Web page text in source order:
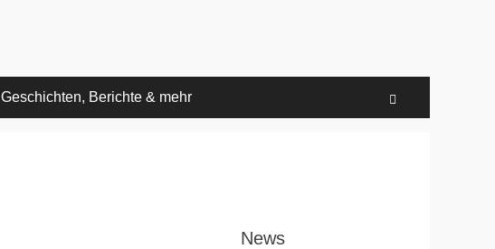
Geschichten, Berichte & mehr
News